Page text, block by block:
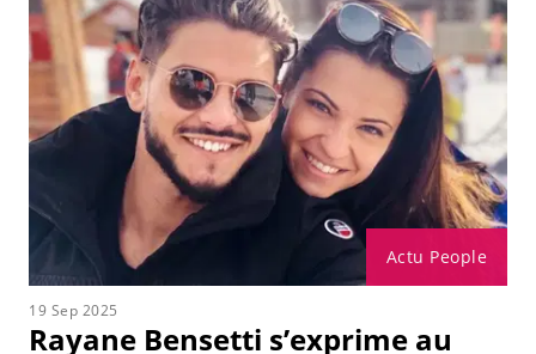
Actu People
19 Sep 2025
Rayane Bensetti s’exprime au